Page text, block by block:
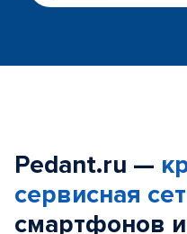
Pedant.ru —
сервисная
смартфонов